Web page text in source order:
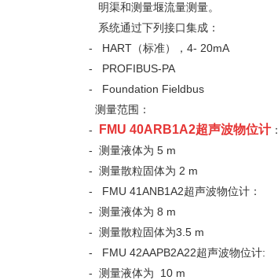
明渠和测量堰流量测量。
系统通过下列接口集成：
- HART（标准），4- 20mA
- PROFIBUS-PA
- Foundation Fieldbus
测量范围：
-
FMU 40ARB1A2超声波物位计：
- 测量液体为 5 m
- 测量散粒固体为 2 m
- FMU 41ANB1A2超声波物位计：
- 测量液体为 8 m
- 测量散粒固体为3.5 m
- FMU 42AAPB2A22超声波物位计:
- 测量液体为 10 m